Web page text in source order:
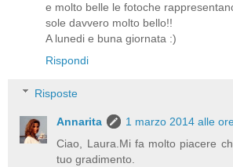
e molto belle le fotoche
sole davvero molto bello!!
A lunedi e buna giornata :)
Rispondi
Risposte
Annarita
1 marzo 2014 alle
Ciao, Laura.Mi fa molto piacere
tuo gradimento.